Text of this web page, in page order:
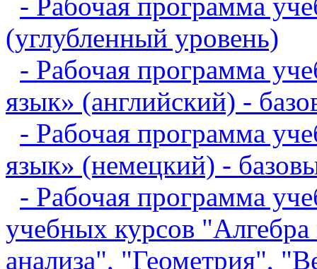
(углубленный уровень)
- Рабочая программа
язык» (английский) -
- Рабочая программа
язык» (немецкий) -
- Рабочая программа
учебных курсов "Алгебра
анализа", "Геометрия",